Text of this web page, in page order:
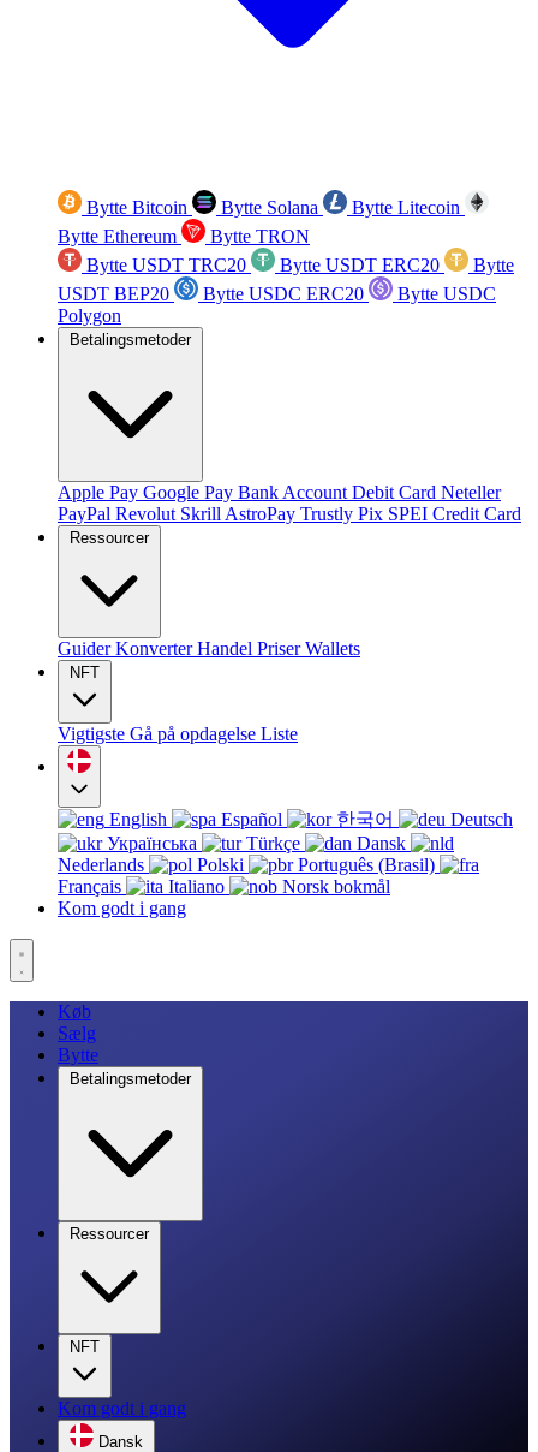
Bytte Bitcoin Bytte Solana
Bytte Litecoin
Bytte Ethereum
Bytte TRON
Bytte USDT TRC20
Bytte USDT ERC20
Bytte
USDT BEP20
Bytte USDC ERC20
Bytte USDC
Polygon
Betalingsmetoder
Apple Pay Google Pay Bank Account Debit Card Neteller
PayPal Revolut Skrill AstroPay Trustly Pix SPEI Credit Card
Ressourcer
GuiderKonverterHandel PriserWallets
NFT
Vigtigste Gå på opdagelse Liste
English Español 한국어
Deutsch
Українська
Türkçe
Dansk
Nederlands
Polski
Português (Brasil)
Français
Italiano
Norsk bokmål
Kom godt i gang
Køb
Sælg
Bytte
Betalingsmetoder
Ressourcer
NFT
Kom godt i gang
Dansk